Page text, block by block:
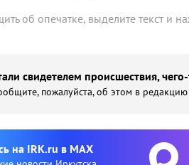
об опечатке, выделите текст и
свидетелем происшествия,
пожалуйста, об этом в редакцию
на IRK.ru в MAX